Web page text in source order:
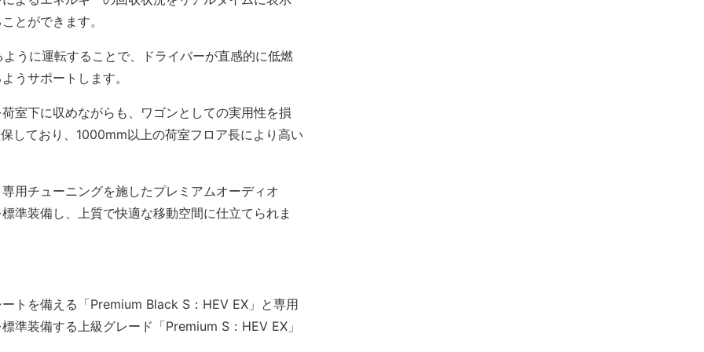
とができます。
うに運転することで、ドライバーが直感的に低燃
うサポートします。
下に収めながらも、ワゴンとしての実用性を損
しており、1000mm以上の荷室フロア長により高い
チューニングを施したプレミアムオーディオ
準装備し、上質で快適な移動空間に仕立てられま
トを備える「Premium Black S：HEV EX」と専用
準装備する上級グレード「Premium S：HEV EX」